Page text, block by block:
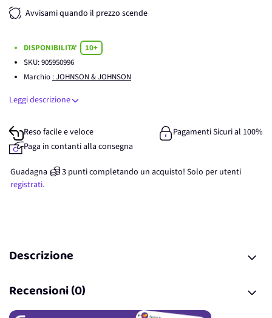
Avvisami quando il prezzo scende
DISPONIBILITA'
10+
SKU:905950996
Marchio : JOHNSON & JOHNSON
Leggi descrizione
Reso facile e veloce
Pagamenti Sicuri al 100%
Paga in contanti alla consegna
Guadagna 3 punticompletando un acquisto! Solo per utenti
registrati.
Descrizione
Recensioni (0)